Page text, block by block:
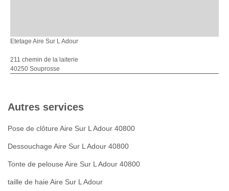
Etetage Aire Sur L Adour
211 chemin de la laiterie
40250 Souprosse
Autres services
Pose de clôture Aire Sur L Adour 40800
Dessouchage Aire Sur L Adour 40800
Tonte de pelouse Aire Sur L Adour 40800
taille de haie Aire Sur L Adour